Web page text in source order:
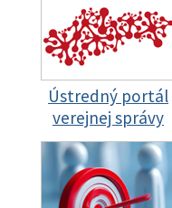
Ústredný portál
verejnej správy